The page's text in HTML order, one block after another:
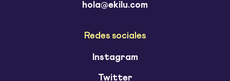
hola@ekilu.com
Redes sociales
Instagram
Twitter